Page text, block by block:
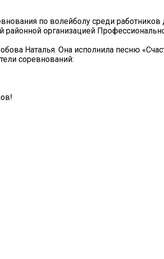
по волейболу среди
организацией
Наталья. Она исполнила песню
соревнований: